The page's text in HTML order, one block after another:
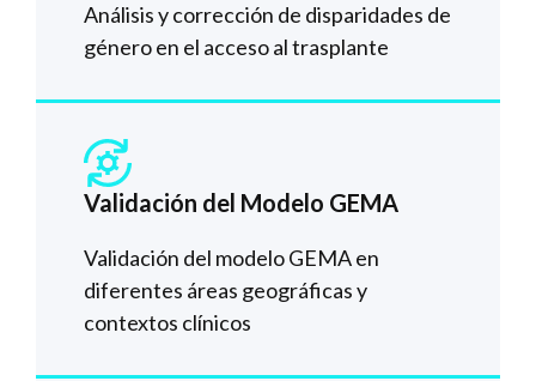
Análisis y corrección de disparidades de
género en el acceso al trasplante
Validación del Modelo GEMA
Validación del modelo GEMA en
diferentes áreas geográficas y
contextos clínicos